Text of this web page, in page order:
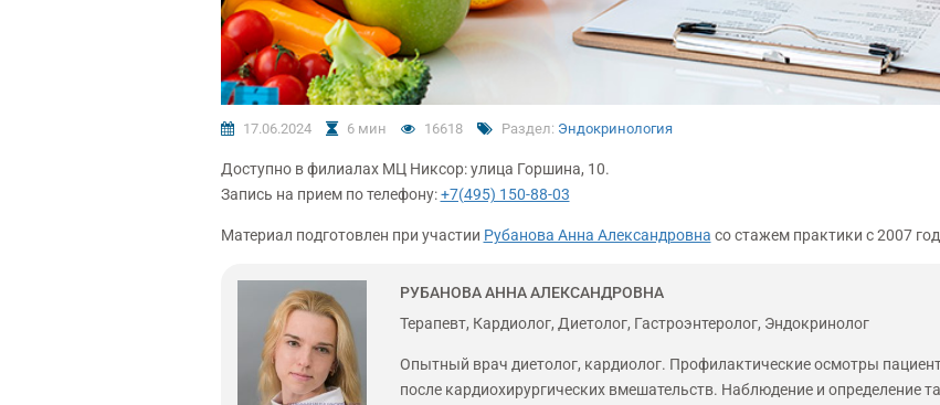
17.06.2024 6 мин 16618 Раздел: Эндокринология
Доступно в филиалах МЦ Никсор: улица Горшина, 10.
Запись на прием по телефону:+7(495) 150-88-03
Материал подготовлен при участии Рубанова Анна Александровна со стажем практики с2007
РУБАНОВА АННА АЛЕКСАНДРОВНА
Терапевт, Кардиолог, Диетолог, Гастроэнтеролог, Эндокринолог
Опытный врач диетолог, кардиолог. Профилактические осмотры
после кардиохирургических вмешательств. Наблюдение и определение